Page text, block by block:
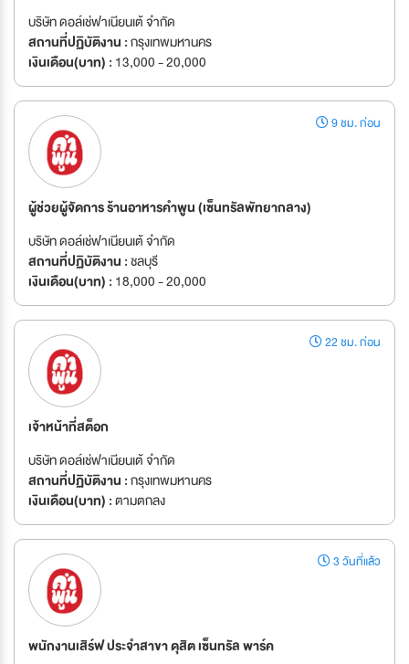
บริษัท ดอล์เช่ฟาเนียนเต้ จำกัด
สถานที่ปฏิบัติงาน :กรุงเทพมหานคร
เงินเดือน(บาท) : 13,000 - 20,000
9 ชม. ก่อน
ผู้ช่วยผู้จัดการ ร้านอาหารคำพูน (เซ็นทรัลพัทยากลาง)
บริษัท ดอล์เช่ฟาเนียนเต้ จำกัด
สถานที่ปฏิบัติงาน :ชลบุรี
เงินเดือน(บาท) : 18,000 - 20,000
22 ชม. ก่อน
เจ้าหน้าที่สต็อก
บริษัท ดอล์เช่ฟาเนียนเต้ จำกัด
สถานที่ปฏิบัติงาน :กรุงเทพมหานคร
เงินเดือน(บาท) :ตามตกลง
3 วันที่แล้ว
พนักงานเสิร์ฟ ประจำสาขา ดุสิต เซ็นทรัล พาร์ค